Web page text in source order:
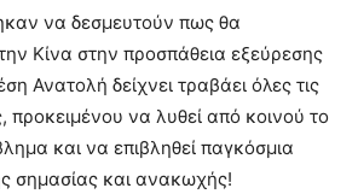
να δεσμευτούν πως θα
Κίνα στην προσπάθεια εξεύρεσης
Ανατολή δείχνει τραβάει όλες τις
προκειμένου να λυθεί από κοινού το
και να επιβληθεί παγκόσμια
σημασίας και ανακωχής!